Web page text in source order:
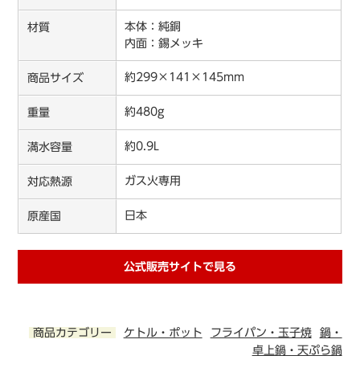
材質
本体：純銅
内面：錫メッキ
商品サイズ 約299×141×145mm
重量 約480g
満水容量 約0.9L
対応熱源 ガス火専用
原産国 日本
公式販売サイトで見る
商品カテゴリー ケトル・ポット フライパン・玉子焼
鍋・
卓上鍋・天ぷら鍋